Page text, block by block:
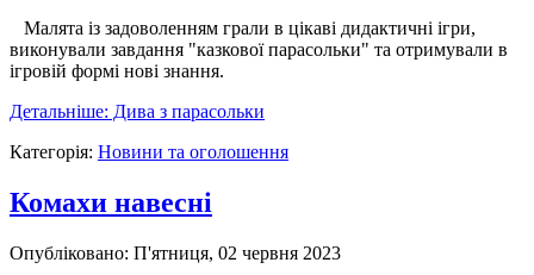
Малята із задоволенням грали в цікаві дидактичні ігри,
виконували завдання "казкової парасольки" та отримували в
ігровій формі нові знання.
Детальніше: Дива з парасольки
Категорія: Новини та оголошення
Комахи навесні
Опубліковано: П'ятниця, 02 червня 2023